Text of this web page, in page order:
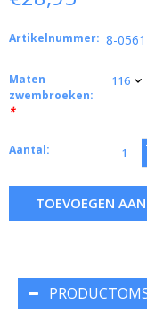
Artikelnummer: 8-
Maten
zwembroeken:
*
Aantal:
TOEVOEGEN